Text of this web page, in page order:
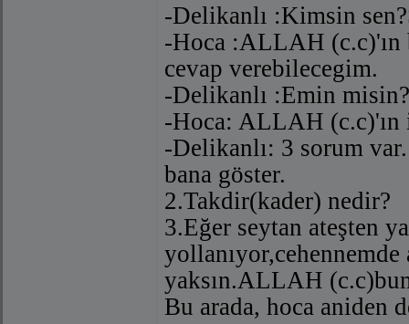
-Delikanlı :Kimsin
-Hoca :ALLAH (c.c)'ın
cevap verebilecegim.
-Delikanlı :Emin
-Hoca: ALLAH (c.c)'ın
-Delikanlı: 3 sorum
bana göster.
2.Takdir(kader) nedir?
3.Eğer seytan ateşten
yaksın.ALLAH
Bu arada, hoca aniden